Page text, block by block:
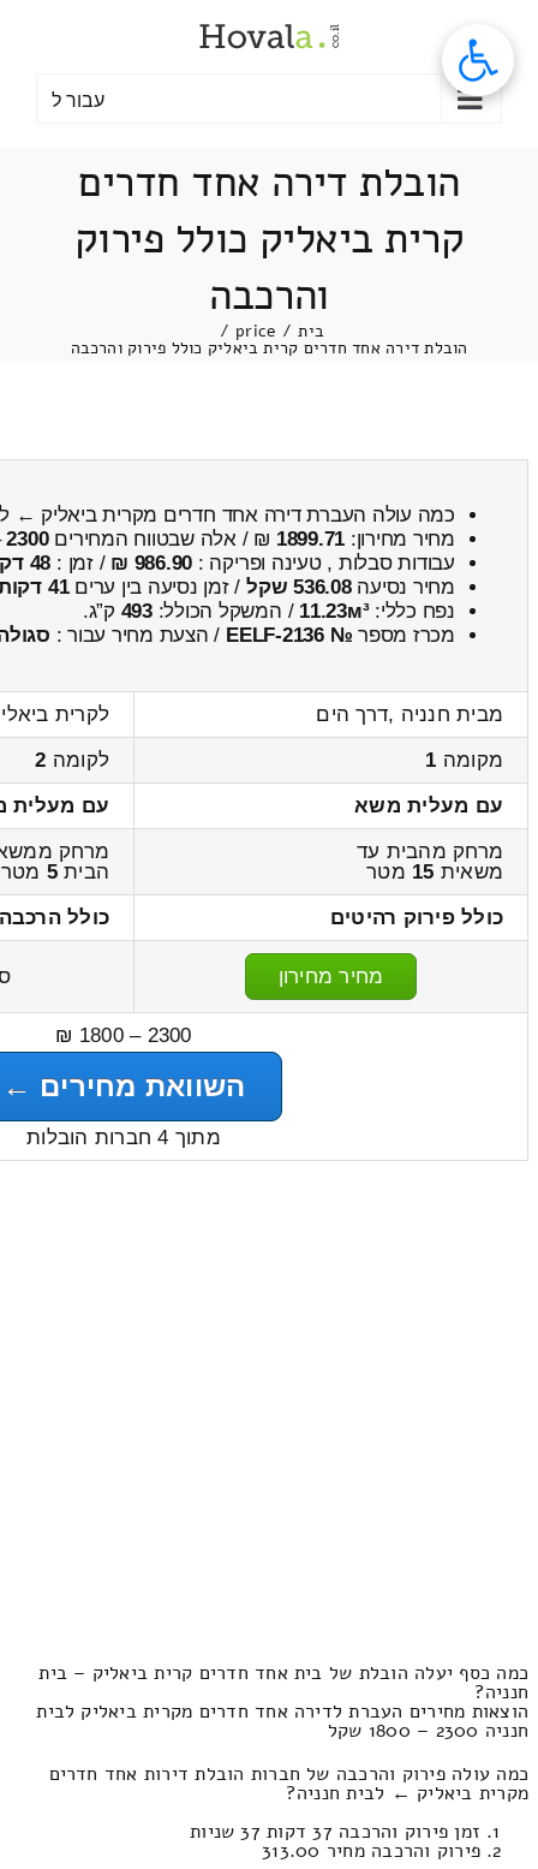
עבור ל
הובלת דירה אחד חדרים
קרית ביאליק כולל פירוק
והרכבה
בית /
price
/
הובלת דירה אחד חדרים קרית ביאליק כולל פירוק והרכבה
כמה עולה העברת דירה אחד חדרים מקרית ביאליק ←
מחיר מחירון: 1899.71 ₪ / אלה שבטווח המחירים2300
עבודות סבלות , טעינה ופריקה : 986.90 ₪ / זמן : 48 דקות 6 שניות
מחיר נסיעה536.08 שקל / זמן נסיעה בין ערים41 דקות
נפח כללי:11.23м³ / המשקל הכולל:493 ק”ג.
מכרז מספר № EELF-2136 / הצעת מחיר עבור :
מבית חנניה ,דרך הים
לקרית
מקומה 1 לקומה 2
עם מעלית משא
עם מעלית
מרחק מהבית עד
משאית 15 מטר
מרחק
הבית5 מטר
כולל פירוק רהיטים
כולל
מחיר מחירון
2300 – 1800 ₪
השוואת מחירים ←
מתוך 4 חברות הובלות
כמה כסף יעלה הובלת של בית אחד חדרים קרית ביאליק – בית
חנניה?
הוצאות מחירים העברת לדירה אחד חדרים מקרית ביאליק לבית
חנניה 2300 – 1800 שקל
כמה עולה פירוק והרכבה של חברות הובלת דירות אחד חדרים
מקרית ביאליק ← לבית חנניה?
זמן פירוק והרכבה 37 דקות 37 שניות
פירוק והרכבה מחיר 313.00